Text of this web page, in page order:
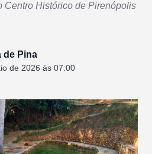
Centro Histórico de Pirenópolis
de Pina
de 2026 às 07:00